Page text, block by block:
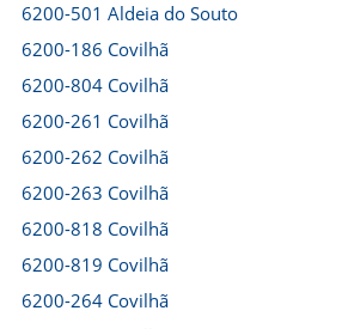
6200-501 Aldeia do Souto
6200-186 Covilhã
6200-804 Covilhã
6200-261 Covilhã
6200-262 Covilhã
6200-263 Covilhã
6200-818 Covilhã
6200-819 Covilhã
6200-264 Covilhã